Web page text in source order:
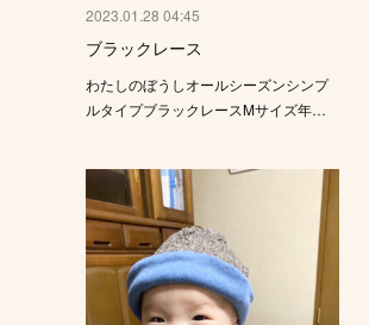
2023.01.28 04:45
ブラックレース
わたしのぼうしオールシーズンシンプ
ルタイプブラックレースMサイズ年…